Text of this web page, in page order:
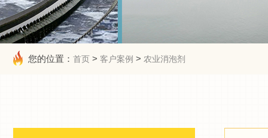
您的位置： 首页 > 客户案例 > 农业消泡剂